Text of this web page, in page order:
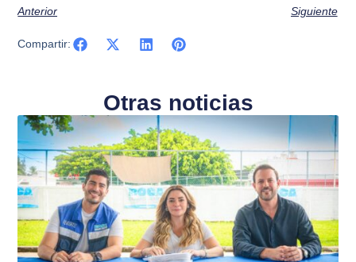
Anterior Siguiente
Compartir:
Otras noticias